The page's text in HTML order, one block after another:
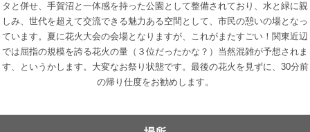
タと併せ、手賀沼と一体感を持った公園として整備されており、水と緑に親
しみ、世代を超えて交流できる魅力ある空間として、市民の憩いの場となっ
ています。夏に花火大会の会場となりますが、これがまたすごい！関東近辺
では屈指の規模を誇る花火の量（３位だったかな？）当然混雑が予想されま
す、というかします。大変なお祭り状態です。最後の花火を見ずに、30分前
の帰り仕度をお勧めします。